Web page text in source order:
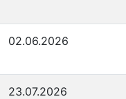
02.06.2026
23.07.2026